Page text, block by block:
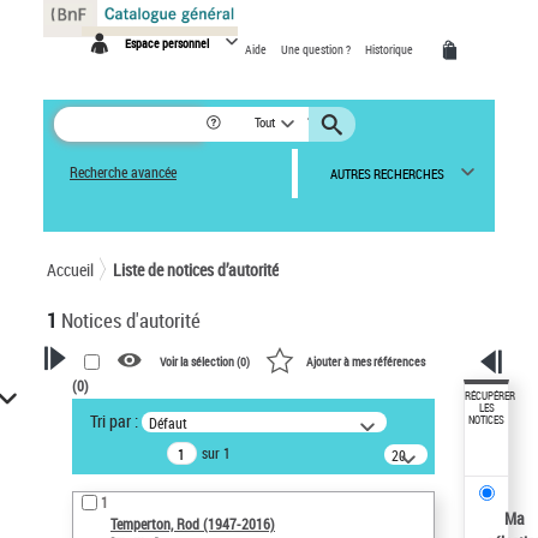
Espace personnel Aide Une question ? Historique
Tout
Recherche avancée AUTRES RECHERCHES
Accueil Liste de notices d’autorité
1 Notices d'autorité
VOTRE RECHERCHE
Recherche avancée dans les
notices d’autorité
Œuvres liées à l'auteur :
Temperton, Rod (1947-2016)
Voir la sélection (0) Ajouter à mes références
(0)
Tri par : Défaut
sur 1
20
résultats/page
1
Temperton, Rod (1947-2016)
RÉCUPÉRER
LES
NOTICES
Ma
Panneau de gestion des cookies